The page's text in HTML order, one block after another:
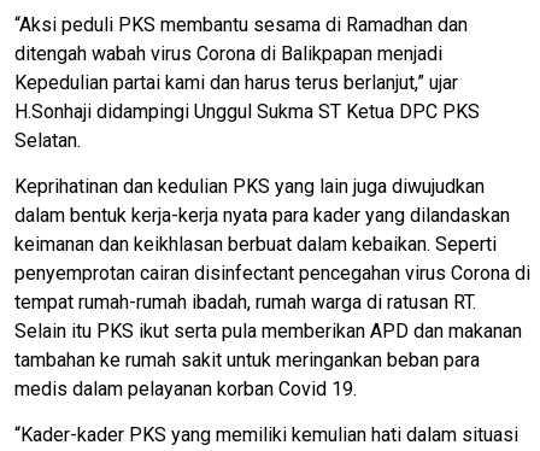
“Aksi peduli PKS membantu sesama di Ramadhan dan
ditengah wabah virus Corona di Balikpapan menjadi
Kepedulian partai kami dan harus terus berlanjut,” ujar
H.Sonhaji didampingi Unggul Sukma ST Ketua DPC PKS
Selatan.
Keprihatinan dan kedulian PKS yang lain juga diwujudkan
dalam bentuk kerja-kerja nyata para kader yang dilandaskan
keimanan dan keikhlasan berbuat dalam kebaikan. Seperti
penyemprotan cairan disinfectant pencegahan virus Corona di
tempat rumah-rumah ibadah, rumah warga di ratusan RT.
Selain itu PKS ikut serta pula memberikan APD dan makanan
tambahan ke rumah sakit untuk meringankan beban para
medis dalam pelayanan korban Covid 19.
“Kader-kader PKS yang memiliki kemulian hati dalam situasi